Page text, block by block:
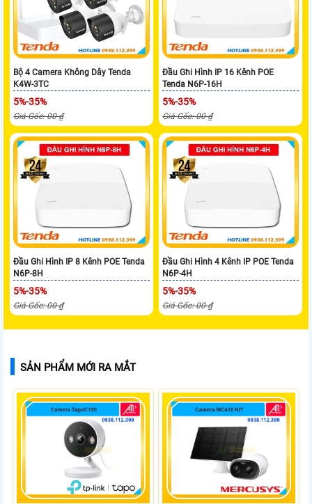
Bộ 4 Camera Không Dây Tenda
K4W-3TC
5%-35%
Giá Gốc: 00 ₫
Đầu Ghi Hình IP 16 Kênh POE
Tenda N6P-16H
5%-35%
Giá Gốc: 00 ₫
Đầu Ghi Hình IP 8 Kênh POE Tenda
N6P-8H
5%-35%
Giá Gốc: 00 ₫
Đầu Ghi Hình 4 Kênh IP POE Tenda
N6P-4H
5%-35%
Giá Gốc: 00 ₫
SẢN PHẨM MỚI RA MẮT